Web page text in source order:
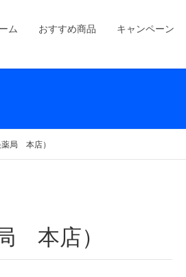
ム おすすめ商品 キャンペーン
局 本店）
本店）